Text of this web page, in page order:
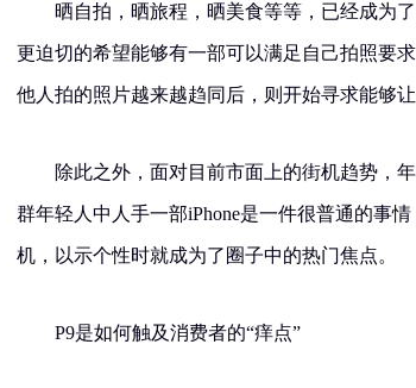
晒自拍，晒旅程，晒美食等等，已经成为
更迫切的希望能够有一部可以满足自己拍照要
他人拍的照片越来越趋同后，则开始寻求能够
除此之外，面对目前市面上的街机趋势，
群年轻人中人手一部iPhone是一件很普通的事
机，以示个性时就成为了圈子中的热门焦点。
P9是如何触及消费者的“痒点”